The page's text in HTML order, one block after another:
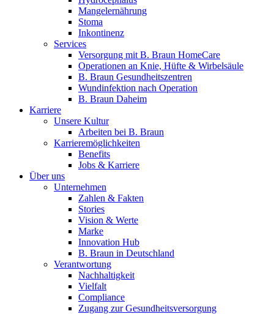
Mangelernährung
Stoma
Inkontinenz
Services
Versorgung mit B. Braun HomeCare
Operationen an Knie, Hüfte & Wirbelsäule
B. Braun Gesundheitszentren
Wundinfektion nach Operation
B. Braun Daheim
Karriere
Unsere Kultur
Arbeiten bei B. Braun
Karrieremöglichkeiten
Benefits
Jobs & Karriere
Über uns
Unternehmen
Zahlen & Fakten
Stories
Vision & Werte
Marke
Innovation Hub
B. Braun in Deutschland
Verantwortung
Nachhaltigkeit
Vielfalt
Compliance
Zugang zur Gesundheitsversorgung